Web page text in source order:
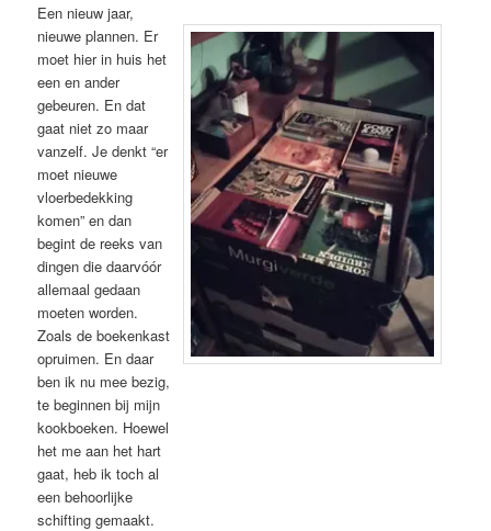
Een nieuw jaar,
nieuwe plannen. Er
moet hier in huis het
een en ander
gebeuren. En dat
gaat niet zo maar
vanzelf. Je denkt “er
moet nieuwe
vloerbedekking
komen” en dan
begint de reeks van
dingen die daarvóór
allemaal gedaan
moeten worden.
Zoals de boekenkast
opruimen. En daar
ben ik nu mee bezig,
te beginnen bij mijn
kookboeken. Hoewel
het me aan het hart
gaat, heb ik toch al
een behoorlijke
schifting gemaakt.